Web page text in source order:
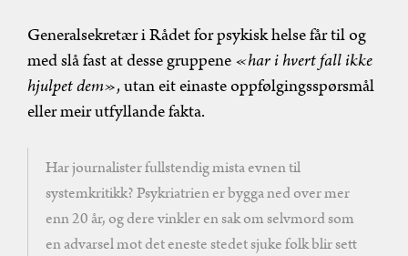
Generalsekretær i Rådet for psykisk helse får til og
med slå fast at desse gruppene«har i hvert fall ikke
hjulpet dem», utan eit einaste oppfølgingsspørsmål
eller meir utfyllande fakta.
Har journalister fullstendig mista evnen til
systemkritikk? Psykriatrien er bygga ned over mer
enn 20 år, og dere vinkler en sak om selvmord som
en advarsel mot det eneste stedet sjuke folk blir sett